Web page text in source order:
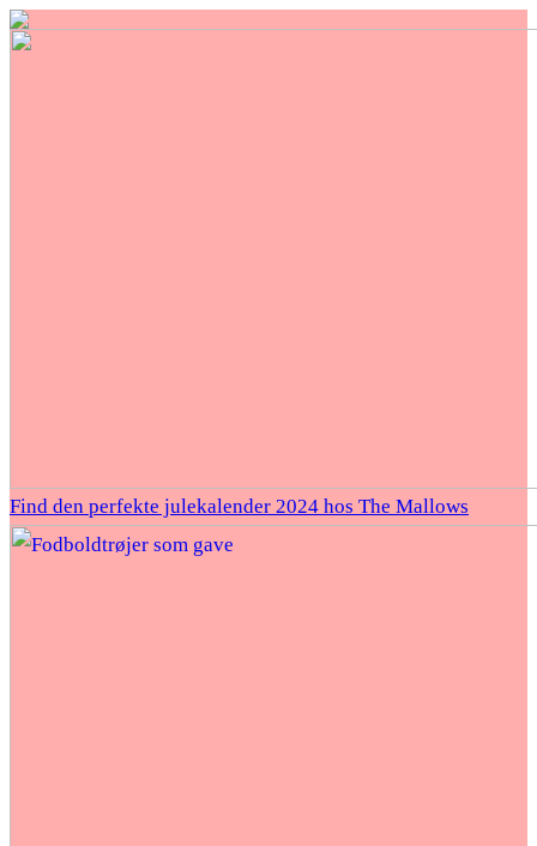
Find den perfekte julekalender 2024 hos The Mallows